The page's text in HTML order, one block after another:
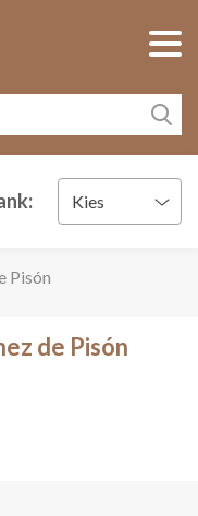
Kies
Pisón
de Pisón